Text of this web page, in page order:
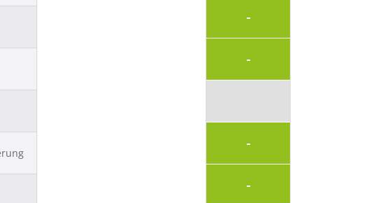
-
-
-
-